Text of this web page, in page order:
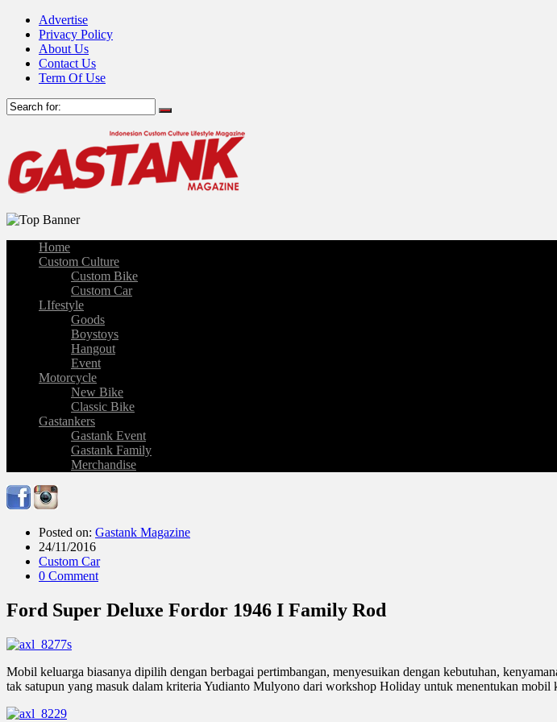
Advertise
Privacy Policy
About Us
Contact Us
Term Of Use
Home
Custom Culture
Custom Bike
Custom Car
LIfestyle
Goods
Boystoys
Hangout
Event
Motorcycle
New Bike
Classic Bike
Gastankers
Gastank Event
Gastank Family
Merchandise
Posted on: Gastank Magazine
24/11/2016
Custom Car
0 Comment
Ford Super Deluxe Fordor 1946 I Family Rod
Mobil keluarga biasanya dipilih dengan berbagai pertimbangan, menyesuikan dengan kebutuhan,
tak satupun yang masuk dalam kriteria Yudianto Mulyono dari workshop Holiday untuk menentukan mobil